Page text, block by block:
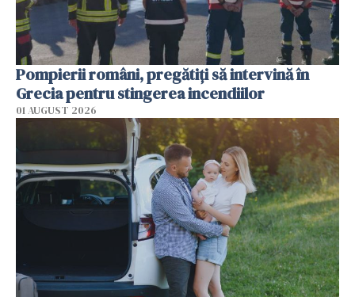
Pompierii români, pregătiţi să intervină în
Grecia pentru stingerea incendiilor
01 AUGUST 2026